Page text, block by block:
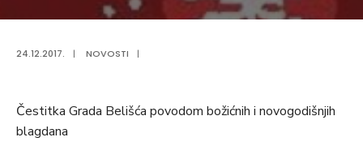
24.12.2017. | NOVOSTI |
Čestitka Grada Belišća povodom božićnih i novogodišnjih
blagdana